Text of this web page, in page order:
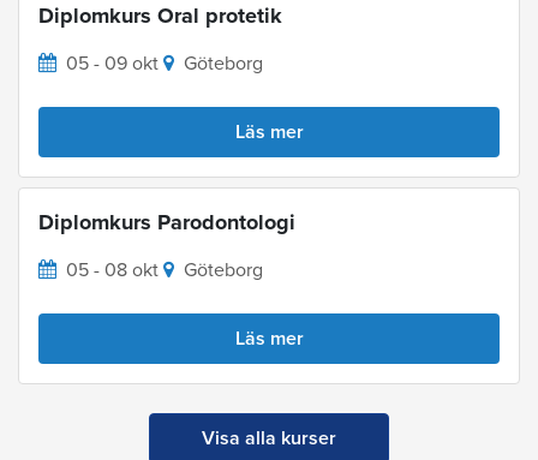
Diplomkurs Oral protetik
05 - 09 okt Göteborg
Läs mer
Diplomkurs Parodontologi
05 - 08 okt Göteborg
Läs mer
Visa alla kurser